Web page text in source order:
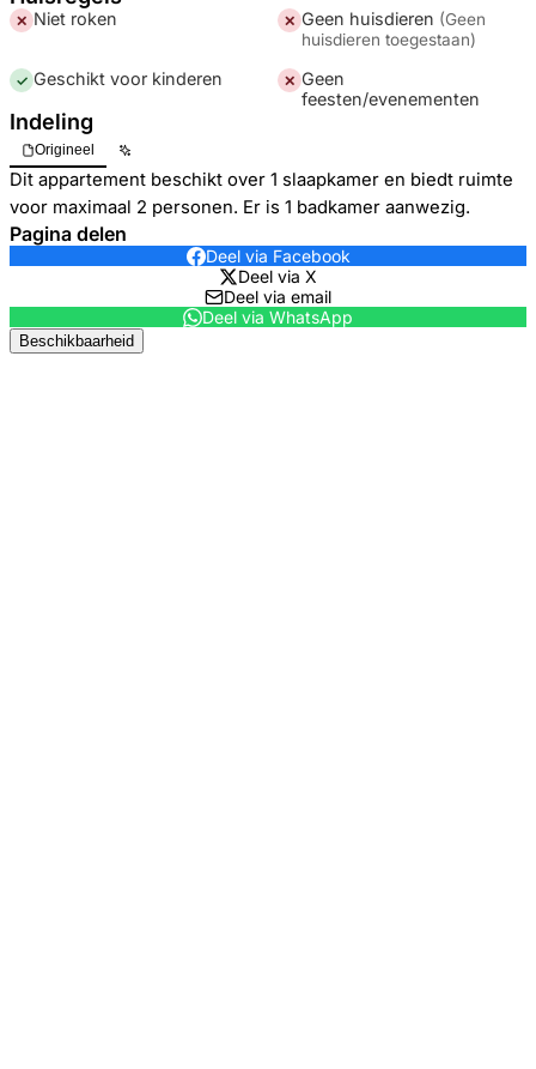
✕ Niet roken ✕ Geen huisdieren (Geen
huisdieren toegestaan)
✓ Geschikt voor kinderen ✕ Geen
feesten/evenementen
Indeling
Origineel
Dit appartement beschikt over 1 slaapkamer en biedt ruimte
voor maximaal 2 personen. Er is 1 badkamer aanwezig.
Pagina delen
Deel via Facebook
Deel via X
Deel via email
Deel via WhatsApp
Beschikbaarheid